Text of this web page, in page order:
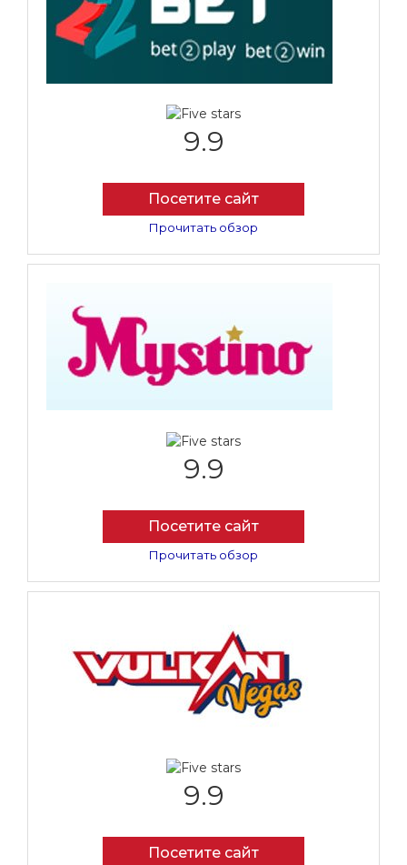
9.9
Посетите сайт
Прочитать обзор
9.9
Посетите сайт
Прочитать обзор
9.9
Посетите сайт